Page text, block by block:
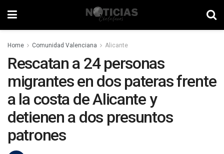
Home Comunidad Valenciana Alicante
Rescatan a 24 personas
migrantes en dos pateras frente
a la costa de Alicante y
detienen a dos presuntos
patrones